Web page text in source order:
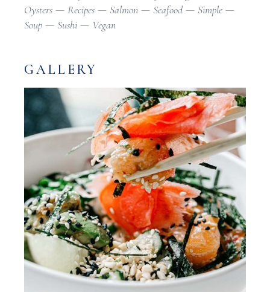
Oysters
Recipes Salmon Seafood
Simple
Soup
Sushi Vegan
GALLERY